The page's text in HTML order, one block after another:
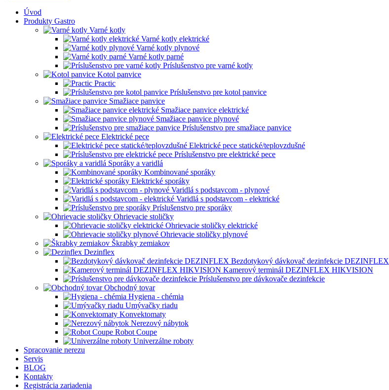
Úvod
Produkty Gastro
Varné kotly
Varné kotly elektrické
Varné kotly plynové
Varné kotly parné
Príslušenstvo pre varné kotly
Kotol panvice
Practic
Príslušenstvo pre kotol panvice
Smažiace panvice
Smažiace panvice elektrické
Smažiace panvice plynové
Príslušenstvo pre smažiace panvice
Elektrické pece
Elektrické pece statické/teplovzdušné
Príslušenstvo pre elektrické pece
Sporáky a varidlá
Kombinované sporáky
Elektrické sporáky
Varidlá s podstavcom - plynové
Varidlá s podstavcom - elektrické
Príslušenstvo pre sporáky
Ohrievacie stoličky
Ohrievacie stoličky elektrické
Ohrievacie stoličky plynové
Škrabky zemiakov
Dezinflex
Bezdotykový dávkovač dezinfekcie DEZINFLEX
Kamerový terminál DEZINFLEX HIKVISION
Príslušenstvo pre dávkovače dezinfekcie
Obchodný tovar
Hygiena - chémia
Umývačky riadu
Konvektomaty
Nerezový nábytok
Robot Coupe
Univerzálne roboty
Spracovanie nerezu
Servis
BLOG
Kontakty
Registrácia zariadenia